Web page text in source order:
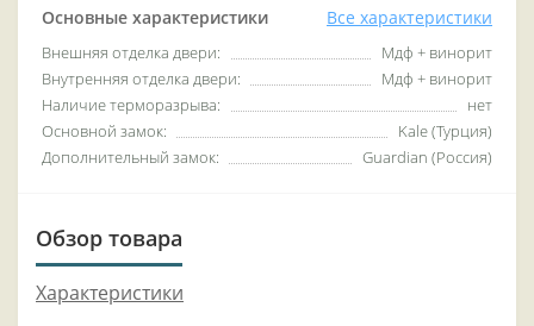
Основные характеристики Все характеристики
Внешняя отделка двери:
Мдф + винорит
Внутренняя отделка двери:
Мдф + винорит
Наличие терморазрыва:
нет
Основной замок:
Kale (Турция)
Дополнительный замок:
Guardian (Россия)
Обзор товара
Характеристики